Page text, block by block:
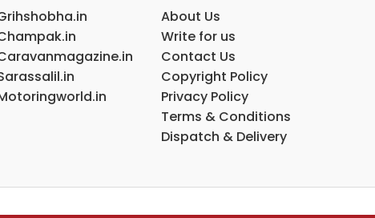
About Us
Write for us
Contact Us
Copyright Policy
Privacy Policy
Terms & Conditions
Dispatch & Delivery